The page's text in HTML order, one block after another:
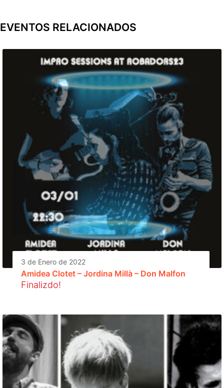
EVENTOS RELACIONADOS
3 de Enero de 2022
Amidea Clotet – Jordina Millà – Don Malfon
Finalizdo!